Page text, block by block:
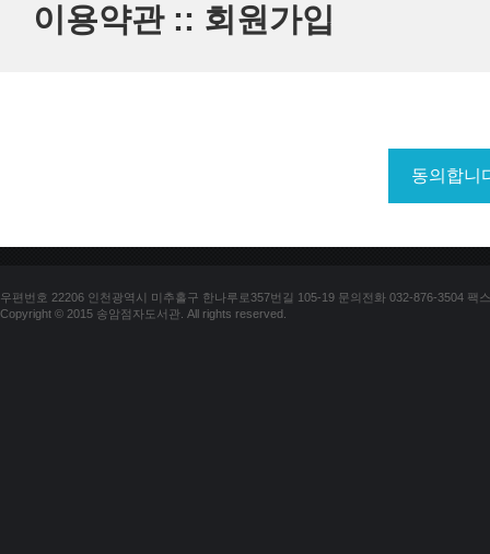
이용약관 :: 회원가입
우편번호 22206 인천광역시 미추홀구 한나루로357번길 105-19 문의전화 032-876-3504 팩
Copyright © 2015 송암점자도서관. All rights reserved.